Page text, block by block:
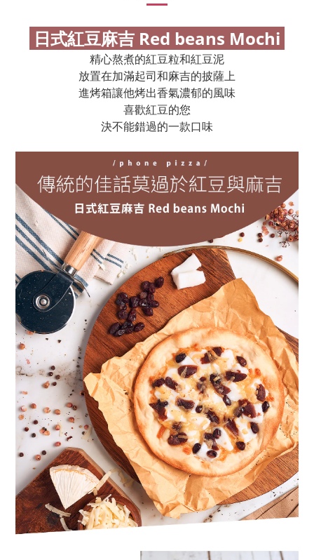
日式紅豆麻吉 Red beans Mochi
精心熬煮的紅豆粒和紅豆泥
放置在加滿起司和麻吉的披薩上
進烤箱讓他烤出香氣濃郁的風味
喜歡紅豆的您
決不能錯過的一款口味